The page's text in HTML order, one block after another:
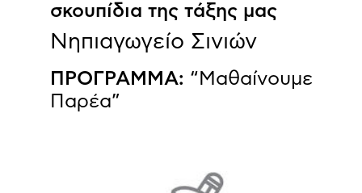
σκουπίδια της τάξης μας
Νηπιαγωγείο Σινιών
ΠΡΟΓΡΑΜΜΑ: “Μαθαίνουμε
Παρέα”